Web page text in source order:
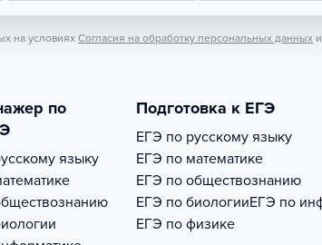
на условиях Согласия на обработку персональных данных
по
языку
Подготовка к ЕГЭ
ЕГЭ по русскому языку
ЕГЭ по математике
ЕГЭ по обществознанию
ЕГЭ по биологииЕГЭ по
ЕГЭ по физике